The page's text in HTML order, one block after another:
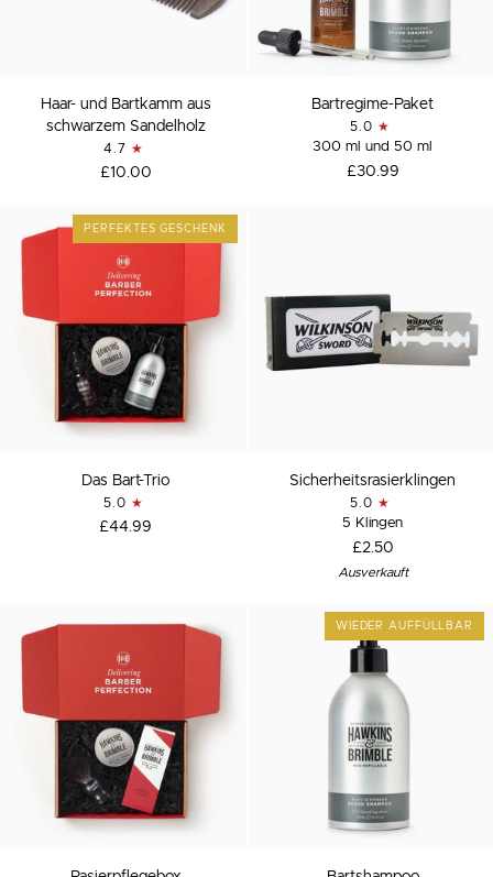
Haar-
Haar- und Bartkamm aus
schwarzem Sandelholz
4.7
£10.00
Bartregime-
Bartregime-Paket
5.0
300 ml und 50 ml
£30.99
PERFEKTES GESCHENK
Das Bart-Trio
5.0
£44.99
Sicherheitsrasierklingen
Sicherheitsrasierklingen
5.0
5 Klingen
£2.50
Ausverkauft
Rasierpflegebox
WIEDER AUFFÜLLBAR
Bartshampoo